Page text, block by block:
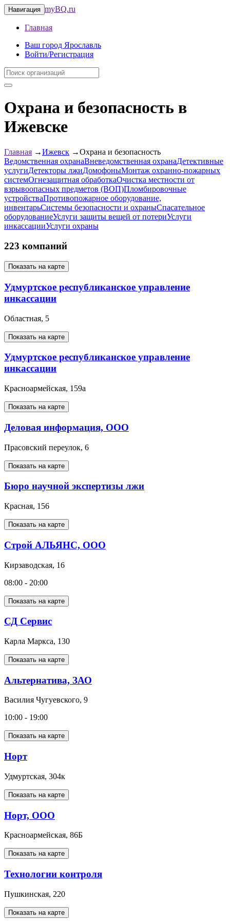
Навигация myBQ.ru
Главная
Ваш город Ярославль
Войти/Регистрация
Охрана и безопасность в
Ижевске
Главная →Ижевск →Охрана и безопасность
Ведомственная охранаВневедомственная охранаДетективные
услугиДетекторы лжиДомофоныМонтаж охранно-пожарных
системОгнезащитная обработкаОчистка местности от
взрывоопасных предметов (ВОП)Пломбировочные
устройстваПротивопожарное оборудование,
инвентарьСистемы безопасности и охраныСпасательное
оборудованиеУслуги защиты вещей от потериУслуги
инкассацииУслуги охраны
223 компаний
Показать на карте
Удмуртское республиканское управление
инкассации
Областная, 5
Показать на карте
Удмуртское республиканское управление
инкассации
Красноармейская, 159а
Показать на карте
Деловая информация, ООО
Прасовский переулок, 6
Показать на карте
Бюро научной экспертизы лжи
Красная, 156
Показать на карте
Строй АЛЬЯНС, ООО
Кирзаводская, 16
08:00 - 20:00
Показать на карте
СД Сервис
Карла Маркса, 130
Показать на карте
Альтернатива, ЗАО
Василия Чугуевского, 9
10:00 - 19:00
Показать на карте
Норт
Удмуртская, 304к
Показать на карте
Норт, ООО
Красноармейская, 86Б
Показать на карте
Технологии контроля
Пушкинская, 220
Показать на карте